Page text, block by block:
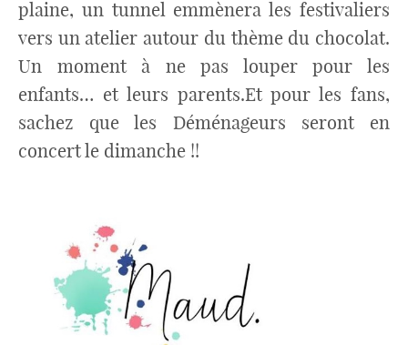
plaine, un tunnel emmènera les festivaliers
vers un atelier autour du thème du chocolat.
Un moment à ne pas louper pour les
enfants… et leurs parents.Et pour les fans,
sachez que les Déménageurs seront en
concert le dimanche !!